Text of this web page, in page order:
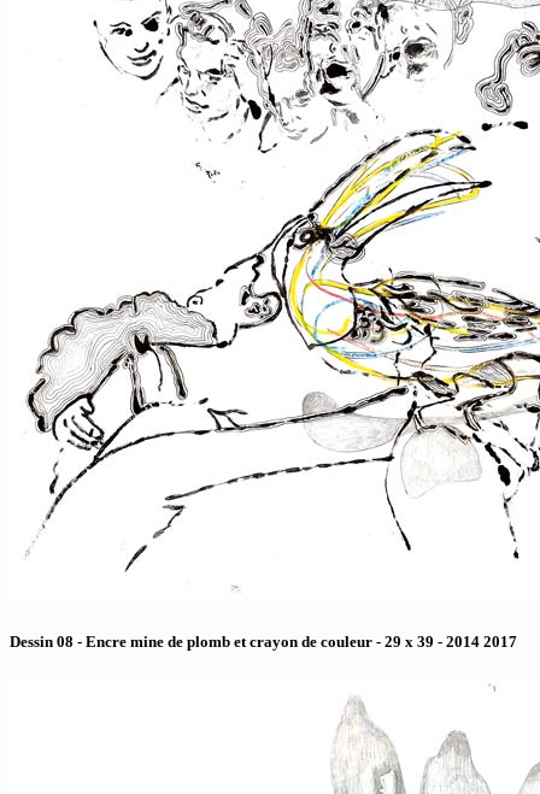
Dessin 08 - Encre mine de plomb et crayon de couleur - 29 x 39 - 2014 2017